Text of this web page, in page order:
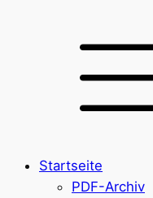
Startseite
PDF-Archiv